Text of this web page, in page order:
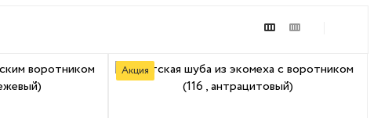
Акция